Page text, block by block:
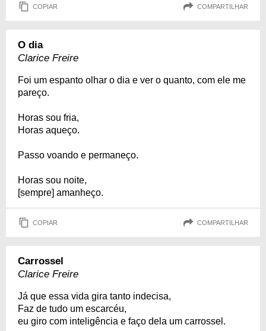
COPIAR COMPARTILHAR
O dia
Clarice Freire
Foi um espanto olhar o dia e ver o quanto, com ele me
pareço.
Horas sou fria,
Horas aqueço.
Passo voando e permaneço.
Horas sou noite,
[sempre] amanheço.
COPIAR COMPARTILHAR
Carrossel
Clarice Freire
Já que essa vida gira tanto indecisa,
Faz de tudo um escarcéu,
eu giro com inteligência e faço dela um carrossel.